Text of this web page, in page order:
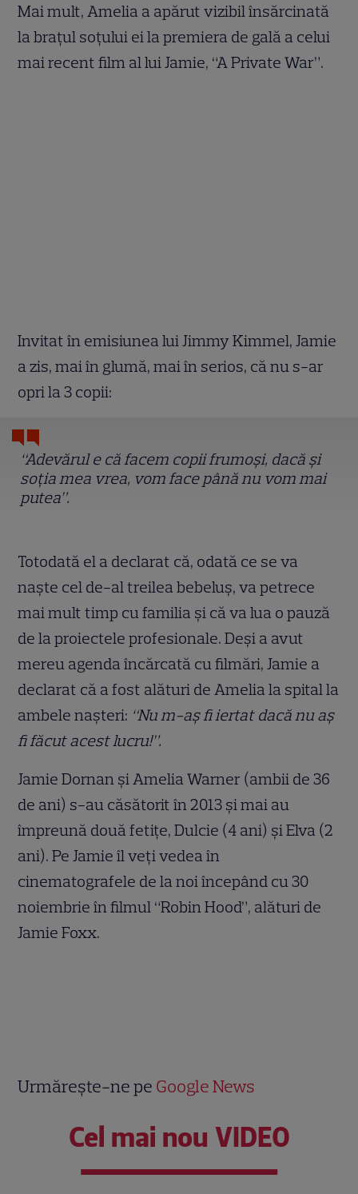
Mai mult, Amelia a apărut vizibil însărcinată
la braţul soţului ei la premiera de gală a celui
mai recent film al lui Jamie, “A Private War”.
Invitat în emisiunea lui Jimmy Kimmel, Jamie
a zis, mai în glumă, mai în serios, că nu s-ar
opri la 3 copii:
“Adevărul e că facem copii frumoşi, dacă şi
soţia mea vrea, vom face până nu vom mai
putea”.
Totodată el a declarat că, odată ce se va
naşte cel de-al treilea bebeluş, va petrece
mai mult timp cu familia şi că va lua o pauză
de la proiectele profesionale. Deşi a avut
mereu agenda încărcată cu filmări, Jamie a
declarat că a fost alături de Amelia la spital la
ambele naşteri: “Nu m-aş fi iertat dacă nu aş
fi făcut acest lucru!”.
Jamie Dornan şi Amelia Warner (ambii de 36
de ani) s-au căsătorit în 2013 şi mai au
împreună două fetiţe, Dulcie (4 ani) şi Elva (2
ani). Pe Jamie îl veţi vedea în
cinematografele de la noi începând cu 30
noiembrie în filmul “Robin Hood”, alături de
Jamie Foxx.
Urmărește-ne pe Google News
Cel mai nou VIDEO